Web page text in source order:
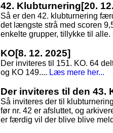
42. Klubturnering[20.
Så er den 42. klubturnering
det længste strå med scoren
enkelte grupper, tillykke til alle.
KO[8. 12. 2025]
Der inviteres til 151. KO. 64
og KO 149.... Læs mere her...
Der inviteres til den 43.
Så inviteres der til
før nr. 42 er afsluttet, og
er færdig vil der blive blive